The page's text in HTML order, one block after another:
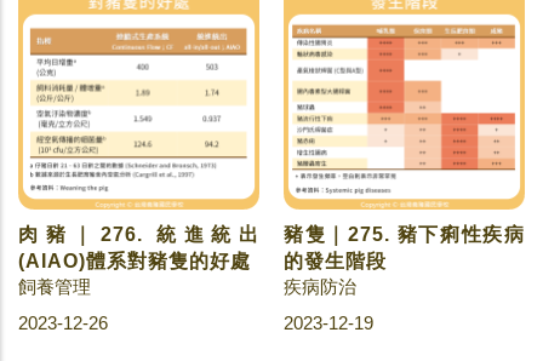
肉豬｜276. 統進統出
(AIAO)體系對豬隻的好處
飼養管理
2023-12-26
豬隻｜275. 豬下痢性疾病
的發生階段
疾病防治
2023-12-19